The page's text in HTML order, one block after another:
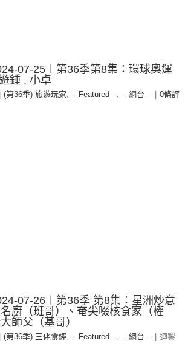
07-25︱第36季第8集：環球奧運
鍾 , 小卓
(第36季) 旅遊玩家, -- Featured --, -- 網台 --
0條評
07-26︱第36季 第8集：星洲炒意
廚（班哥）、奄尖啜核食家（權
師父（基哥）
(第36季) 三佬食經, -- Featured --, -- 網台 --
迴響